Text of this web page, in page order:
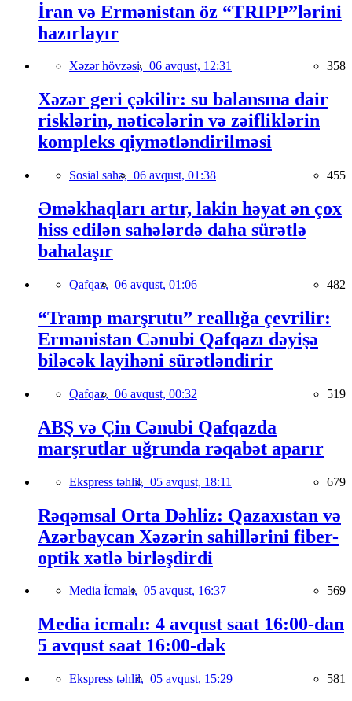
İran və Ermənistan öz “TRIPP”lərini
hazırlayır
Xəzər hövzəsi, 06 avqust, 12:31 358
Xəzər geri çəkilir: su balansına dair
risklərin, nəticələrin və zəifliklərin
kompleks qiymətləndirilməsi
Sosial sahə, 06 avqust, 01:38 455
Əməkhaqları artır, lakin həyat ən çox
hiss edilən sahələrdə daha sürətlə
bahalaşır
Qafqaz, 06 avqust, 01:06 482
“Tramp marşrutu” reallığa çevrilir:
Ermənistan Cənubi Qafqazı dəyişə
biləcək layihəni sürətləndirir
Qafqaz, 06 avqust, 00:32 519
ABŞ və Çin Cənubi Qafqazda
marşrutlar uğrunda rəqabət aparır
Ekspress təhlil, 05 avqust, 18:11 679
Rəqəmsal Orta Dəhliz: Qazaxıstan və
Azərbaycan Xəzərin sahillərini fiber-
optik xətlə birləşdirdi
Media İcmalı, 05 avqust, 16:37 569
Media icmalı: 4 avqust saat 16:00-dan
5 avqust saat 16:00-dək
Ekspress təhlil, 05 avqust, 15:29 581